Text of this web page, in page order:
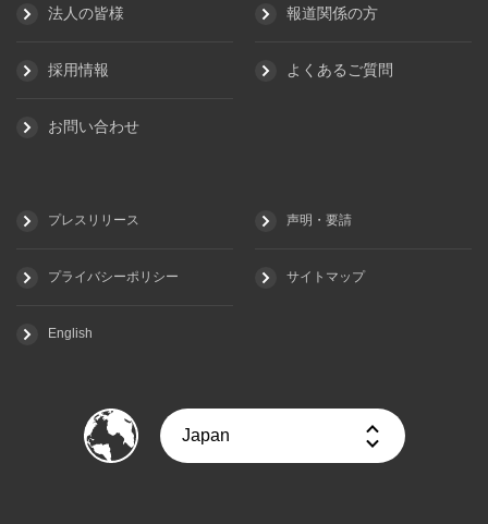
法人の皆様 報道関係の方
採用情報 よくあるご質問
お問い合わせ
プレスリリース 声明・要請
プライバシーポリシー サイトマップ
English